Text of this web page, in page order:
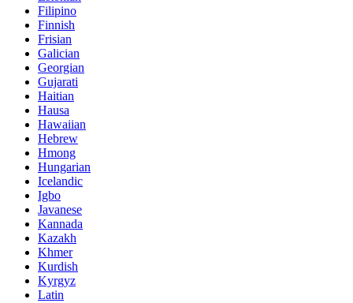
Filipino
Finnish
Frisian
Galician
Georgian
Gujarati
Haitian
Hausa
Hawaiian
Hebrew
Hmong
Hungarian
Icelandic
Igbo
Javanese
Kannada
Kazakh
Khmer
Kurdish
Kyrgyz
Latin